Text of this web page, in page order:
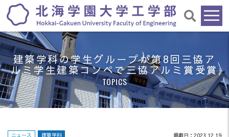
建築学科の学生グループが第8回三協ア
ルミ学生建築コンペで三協アルミ賞受賞
TOPICS
ニュース 建築学科 掲載日：2023.12.19